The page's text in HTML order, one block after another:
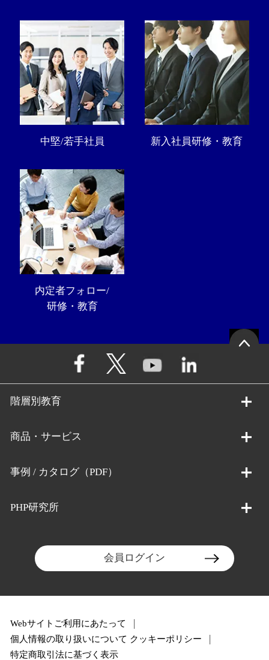
中堅/若手社員 新入社員研修・教育
内定者フォロー/
研修・教育
階層別教育
商品・サービス
事例 / カタログ（PDF）
PHP研究所
会員ログイン
Webサイトご利用にあたって
個人情報の取り扱いについて クッキーポリシー
特定商取引法に基づく表示